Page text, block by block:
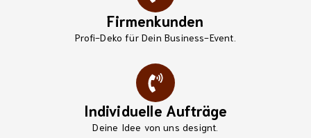
Firmenkunden
Profi-Deko für Dein Business-Event.
Individuelle Aufträge
Deine Idee von uns designt.